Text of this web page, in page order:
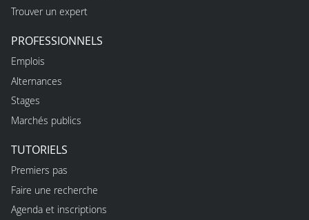
Trouver un expert
PROFESSIONNELS
Emplois
Alternances
Stages
Marchés publics
TUTORIELS
Premiers pas
Faire une recherche
Agenda et inscriptions